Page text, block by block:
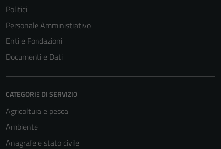
Politici
Personale Amministrativo
Enti e Fondazioni
Documenti e Dati
CATEGORIE DI SERVIZIO
Agricoltura e pesca
Ambiente
Anagrafe e stato civile